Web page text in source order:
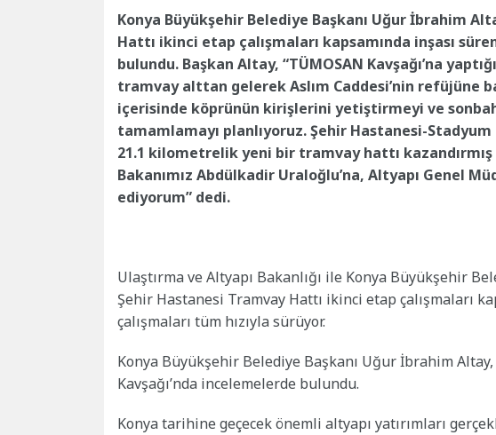
Konya Büyükşehir Belediye Başkanı Uğur İbrahim
Hattı ikinci etap çalışmaları kapsamında inşası
bulundu. Başkan Altay, “TÜMOSAN Kavşağı’na
tramvay alttan gelerek Aslım Caddesi’nin refüjüne
içerisinde köprünün kirişlerini yetiştirmeyi ve
tamamlamayı planlıyoruz. Şehir Hastanesi-
21.1 kilometrelik yeni bir tramvay hattı kazandırmış
Bakanımız Abdülkadir Uraloğlu’na, Altyapı Genel
ediyorum” dedi.
Ulaştırma ve Altyapı Bakanlığı ile Konya Büyükşehir
Şehir Hastanesi Tramvay Hattı ikinci etap çalışmaları
çalışmaları tüm hızıyla sürüyor.
Konya Büyükşehir Belediye Başkanı Uğur İbrahim Altay,
Kavşağı’nda incelemelerde bulundu.
Konya tarihine geçecek önemli altyapı yatırımları